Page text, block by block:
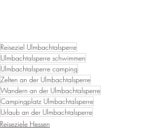
Reiseziel Ulmbachtalsperre
Ulmbachtalsperre schwimmen
Ulmbachtalsperre camping
Zelten an der Ulmbachtalsperre
Wandern an der Ulmbachtalsperre
Campingplatz Ulmbachtalsperre
Urlaub an der Ulmbachtalsperre
Reiseziele Hessen